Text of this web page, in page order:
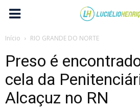
Início RIO GRANDE DO NORTE
Preso é
cela da
Alcaçuz no RN